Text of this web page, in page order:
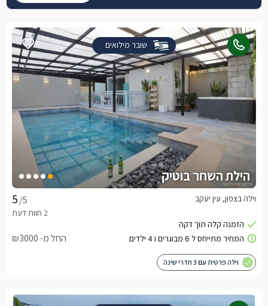
שובר מילואים
הילת השחר בוטיק
/5 וילה בצפון, עין יעקב
החל מ- ₪3000
וילה פרטית עם 3 חדרי שינה